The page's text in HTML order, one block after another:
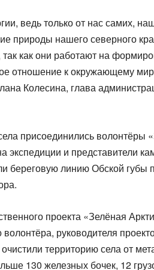
ведь только от нас самих,
природы нашего северного
как они работают на
отношение к окружающему
Колесина, глава
присоединились волонтёры
и представители
береговую линию Обской губы
проекта «Зелёная
руководителя
территорию села от
130 железных бочек, 12